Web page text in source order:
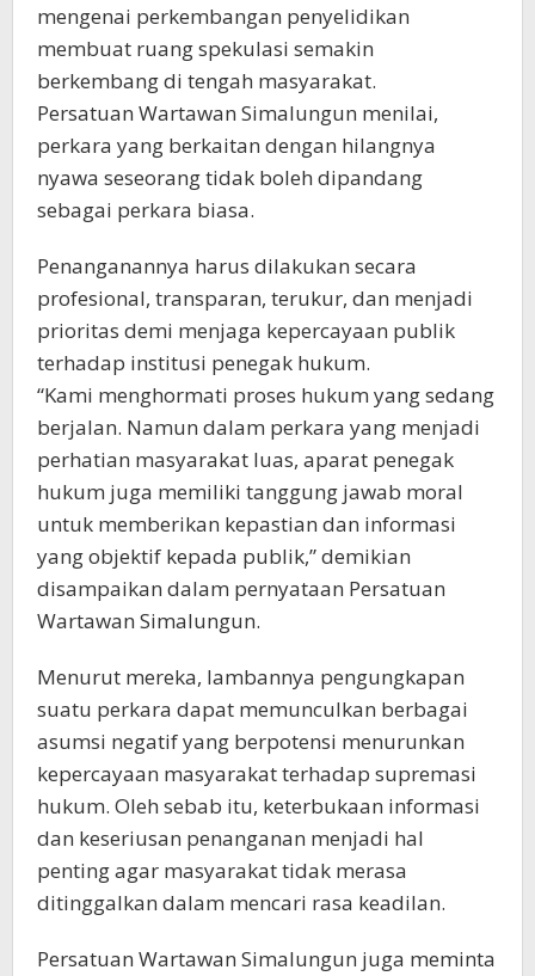
mengenai perkembangan penyelidikan
membuat ruang spekulasi semakin
berkembang di tengah masyarakat.
Persatuan Wartawan Simalungun menilai,
perkara yang berkaitan dengan hilangnya
nyawa seseorang tidak boleh dipandang
sebagai perkara biasa.
Penanganannya harus dilakukan secara
profesional, transparan, terukur, dan menjadi
prioritas demi menjaga kepercayaan publik
terhadap institusi penegak hukum.
“Kami menghormati proses hukum yang sedang
berjalan. Namun dalam perkara yang menjadi
perhatian masyarakat luas, aparat penegak
hukum juga memiliki tanggung jawab moral
untuk memberikan kepastian dan informasi
yang objektif kepada publik,” demikian
disampaikan dalam pernyataan Persatuan
Wartawan Simalungun.
Menurut mereka, lambannya pengungkapan
suatu perkara dapat memunculkan berbagai
asumsi negatif yang berpotensi menurunkan
kepercayaan masyarakat terhadap supremasi
hukum. Oleh sebab itu, keterbukaan informasi
dan keseriusan penanganan menjadi hal
penting agar masyarakat tidak merasa
ditinggalkan dalam mencari rasa keadilan.
Persatuan Wartawan Simalungun juga meminta